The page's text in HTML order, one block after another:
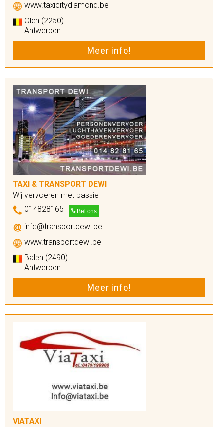
www.taxicitydiamond.be
Olen (2250)
Antwerpen
Meer info!
TAXI & TRANSPORT DEWI
Wij vervoeren met passie
014828165
Bel ons
info@transportdewi.be
www.transportdewi.be
Balen (2490)
Antwerpen
Meer info!
VIATAXI